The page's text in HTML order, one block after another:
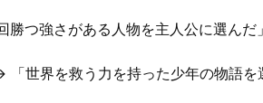
つ強さがある人物を主人公に選んだ
世界を救う力を持った少年の物語を